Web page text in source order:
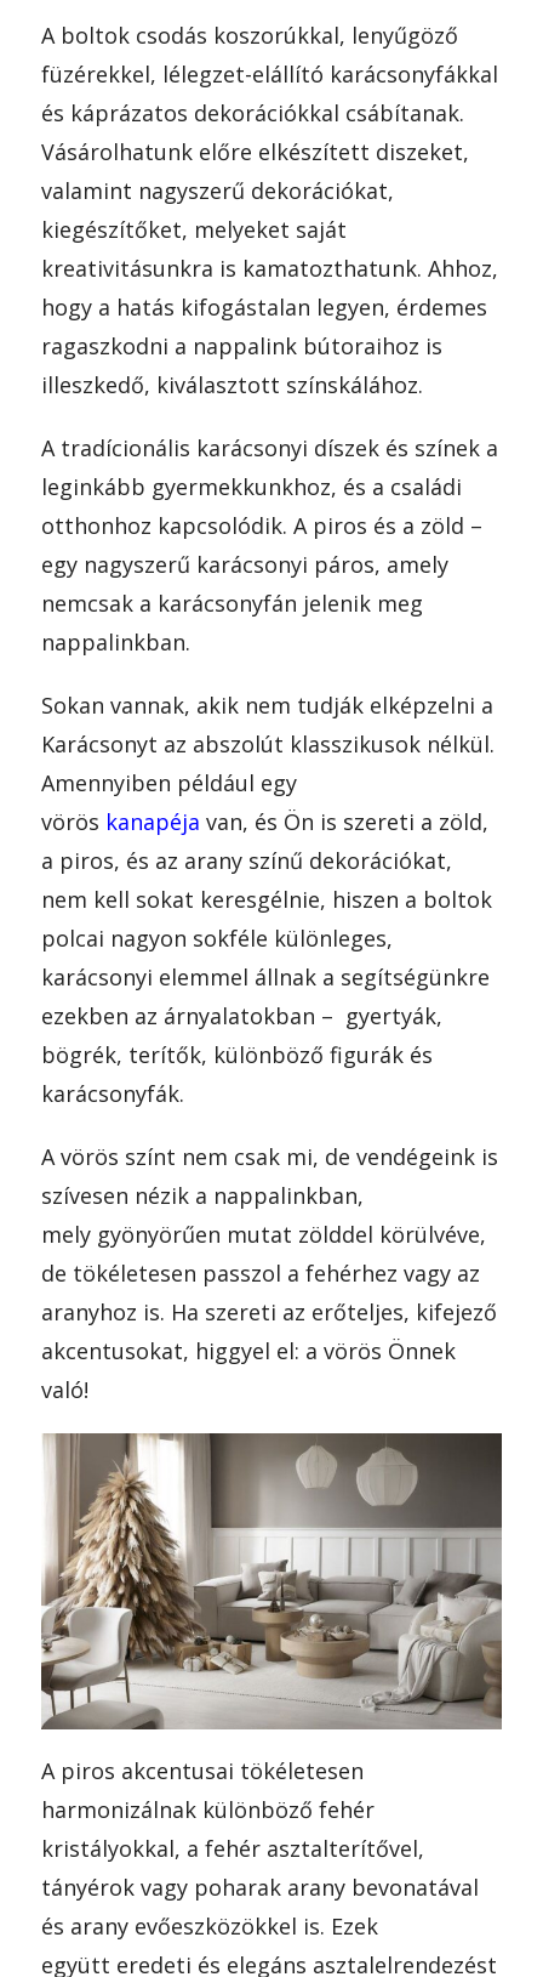
A boltok csodás koszorúkkal, lenyűgöző
füzérekkel, lélegzet-elállító karácsonyfákkal
és káprázatos dekorációkkal csábítanak.
Vásárolhatunk előre elkészített diszeket,
valamint nagyszerű dekorációkat,
kiegészítőket, melyeket saját
kreativitásunkra is kamatozthatunk. Ahhoz,
hogy a hatás kifogástalan legyen, érdemes
ragaszkodni a nappalink bútoraihoz is
illeszkedő, kiválasztott színskálához.
A tradícionális karácsonyi díszek és színek a
leginkább gyermekkunkhoz, és a családi
otthonhoz kapcsolódik. A piros és a zöld –
egy nagyszerű karácsonyi páros, amely
nemcsak a karácsonyfán jelenik meg
nappalinkban.
Sokan vannak, akik nem tudják elképzelni a
Karácsonyt az abszolút klasszikusok nélkül.
Amennyiben például egy
vörös kanapéja van, és Ön is szereti a zöld,
a piros, és az arany színű dekorációkat,
nem kell sokat keresgélnie, hiszen a boltok
polcai nagyon sokféle különleges,
karácsonyi elemmel állnak a segítségünkre
ezekben az árnyalatokban – gyertyák,
bögrék, terítők, különböző figurák és
karácsonyfák.
A vörös színt nem csak mi, de vendégeink is
szívesen nézik a nappalinkban,
mely gyönyörűen mutat zölddel körülvéve,
de tökéletesen passzol a fehérhez vagy az
aranyhoz is. Ha szereti az erőteljes, kifejező
akcentusokat, higgyel el: a vörös Önnek
való!
A piros akcentusai tökéletesen
harmonizálnak különböző fehér
kristályokkal, a fehér asztalterítővel,
tányérok vagy poharak arany bevonatával
és arany evőeszközökkel is. Ezek
együtt eredeti és elegáns asztalelrendezést